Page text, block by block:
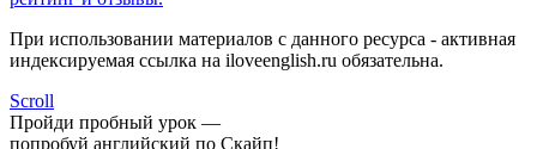
При использовании материалов с данного ресурса - активная
индексируемая ссылка на iloveenglish.ru обязательна.
Scroll
Пройди пробный урок —
попробуй английский по Скайп!